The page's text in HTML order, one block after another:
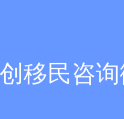
移民咨